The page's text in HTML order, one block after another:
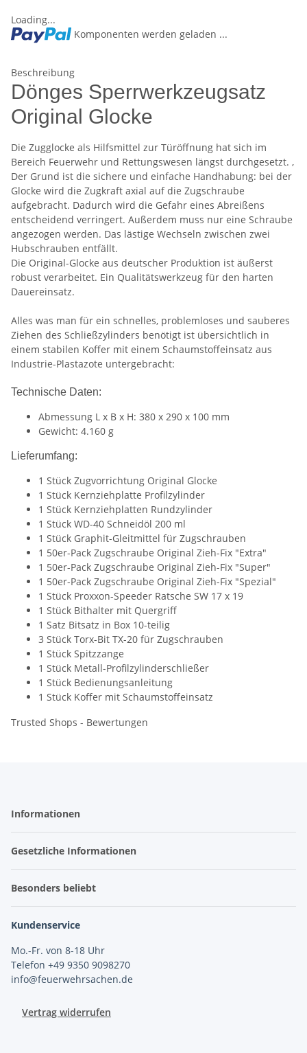
Loading...
Komponenten werden geladen ...
Beschreibung
Dönges Sperrwerkzeugsatz
Original Glocke
Die Zugglocke als Hilfsmittel zur Türöffnung hat sich im
Bereich Feuerwehr und Rettungswesen längst durchgesetzt. ,
Der Grund ist die sichere und einfache Handhabung: bei der
Glocke wird die Zugkraft axial auf die Zugschraube
aufgebracht. Dadurch wird die Gefahr eines Abreißens
entscheidend verringert. Außerdem muss nur eine Schraube
angezogen werden. Das lästige Wechseln zwischen zwei
Hubschrauben entfällt.
Die Original-Glocke aus deutscher Produktion ist äußerst
robust verarbeitet. Ein Qualitätswerkzeug für den harten
Dauereinsatz.
Alles was man für ein schnelles, problemloses und sauberes
Ziehen des Schließzylinders benötigt ist übersichtlich in
einem stabilen Koffer mit einem Schaumstoffeinsatz aus
Industrie-Plastazote untergebracht:
Technische Daten:
Abmessung L x B x H: 380 x 290 x 100 mm
Gewicht: 4.160 g
Lieferumfang:
1 Stück Zugvorrichtung Original Glocke
1 Stück Kernziehplatte Profilzylinder
1 Stück Kernziehplatten Rundzylinder
1 Stück WD-40 Schneidöl 200 ml
1 Stück Graphit-Gleitmittel für Zugschrauben
1 50er-Pack Zugschraube Original Zieh-Fix "Extra"
1 50er-Pack Zugschraube Original Zieh-Fix "Super"
1 50er-Pack Zugschraube Original Zieh-Fix "Spezial"
1 Stück Proxxon-Speeder Ratsche SW 17 x 19
1 Stück Bithalter mit Quergriff
1 Satz Bitsatz in Box 10-teilig
3 Stück Torx-Bit TX-20 für Zugschrauben
1 Stück Spitzzange
1 Stück Metall-Profilzylinderschließer
1 Stück Bedienungsanleitung
1 Stück Koffer mit Schaumstoffeinsatz
Trusted Shops - Bewertungen
Informationen
Gesetzliche Informationen
Besonders beliebt
Kundenservice
Mo.-Fr. von 8-18 Uhr
Telefon +49 9350 9098270
info@feuerwehrsachen.de
Vertrag widerrufen